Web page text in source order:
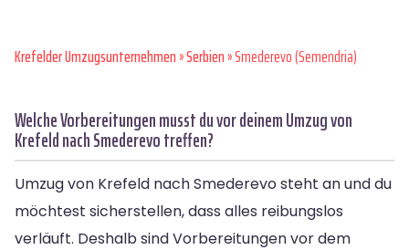
Krefelder Umzugsunternehmen»Serbien» Smederevo (Semendria)
Welche Vorbereitungen musst du vor deinem Umzug von
Krefeld nach Smederevo treffen?
Umzug von Krefeld nach Smederevo steht an und du
möchtest sicherstellen, dass alles reibungslos
verläuft. Deshalb sind Vorbereitungen vor dem